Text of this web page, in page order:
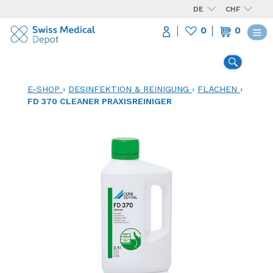
DE CHF
0 0
E-SHOP › DESINFEKTION & REINIGUNG › FLÄCHEN ›
FD 370 CLEANER PRAXISREINIGER